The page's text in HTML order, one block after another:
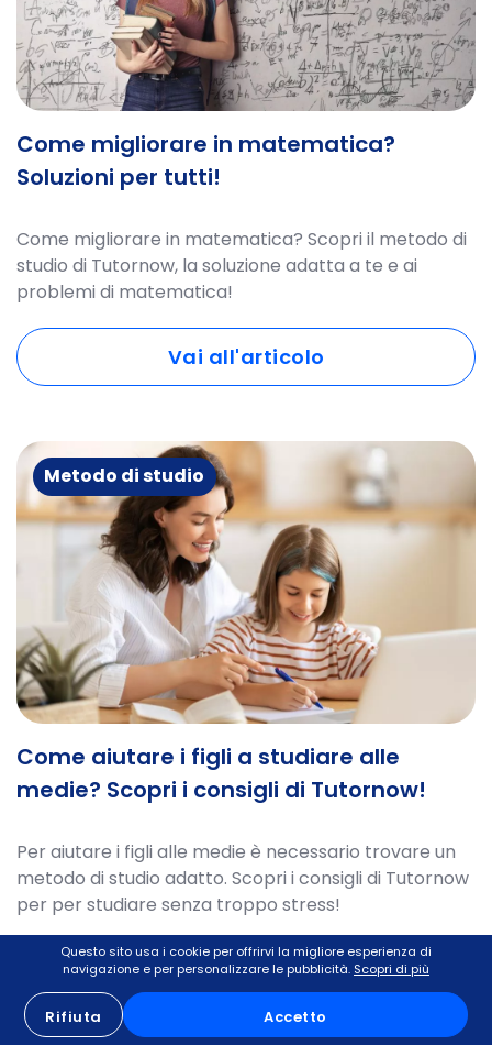
Come migliorare in matematica?
Soluzioni per tutti!
Come migliorare in matematica? Scopri il metodo di
studio di Tutornow, la soluzione adatta a te e ai
problemi di matematica!
Vai all'articolo
Metodo di studio
Come aiutare i figli a studiare alle
medie? Scopri i consigli di Tutornow!
Per aiutare i figli alle medie è necessario trovare un
metodo di studio adatto. Scopri i consigli di Tutornow
per per studiare senza troppo stress!
Vai all'articolo
Questo sito usa i cookie per offrirvi la migliore esperienza di
navigazione e per personalizzare le pubblicità. Scopri di più
Rifiuta Accetto